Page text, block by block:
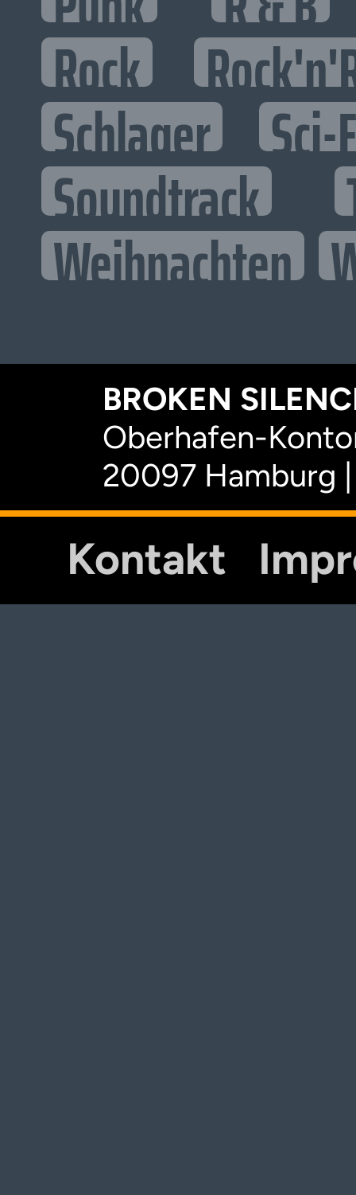
Rock
Schlager Sci-
Soundtrack
Weihnachten
BROKEN
Oberhafen-
20097 Hamburg
Kontakt